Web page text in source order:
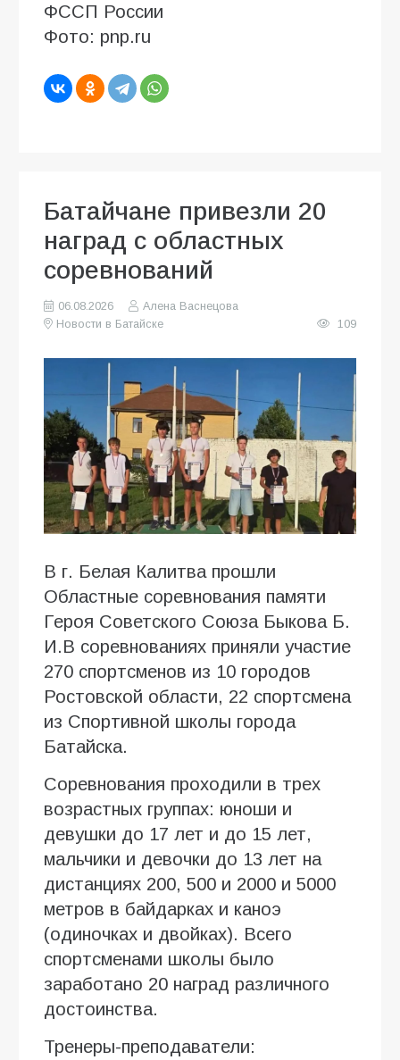
ФССП России
Фото: pnp.ru
Батайчане привезли 20
наград с областных
соревнований
06.08.2026
Алена Васнецова
Новости в Батайске
109
В г. Белая Калитва прошли
Областные соревнования памяти
Героя Советского Союза Быкова Б.
И.В соревнованиях приняли участие
270 спортсменов из 10 городов
Ростовской области, 22 спортсмена
из Спортивной школы города
Батайска.
Соревнования проходили в трех
возрастных группах: юноши и
девушки до 17 лет и до 15 лет,
мальчики и девочки до 13 лет на
дистанциях 200, 500 и 2000 и 5000
метров в байдарках и каноэ
(одиночках и двойках). Всего
спортсменами школы было
заработано 20 наград различного
достоинства.
Тренеры-преподаватели: